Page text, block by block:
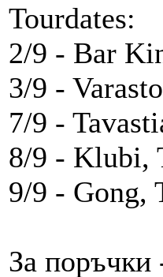
Tourdates:
2/9 - Bar
3/9 -
7/9 -
8/9 - Klubi,
9/9 - Gong,
За поръчки